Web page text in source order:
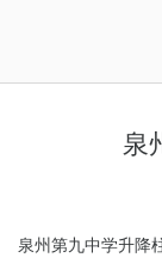
泉
泉州第九中学升降